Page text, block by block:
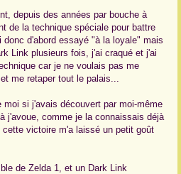
depuis des années par bouche à
de la technique spéciale pour battre
d'abord essayé "à la loyale" mais
Link plusieurs fois, j'ai craqué et j'ai
car je ne voulais pas me
me retaper tout le palais...
si j'avais découvert par moi-même
j'avoue, comme je la connaissais déjà
victoire m'a laissé un petit goût
de Zelda 1, et un Dark Link